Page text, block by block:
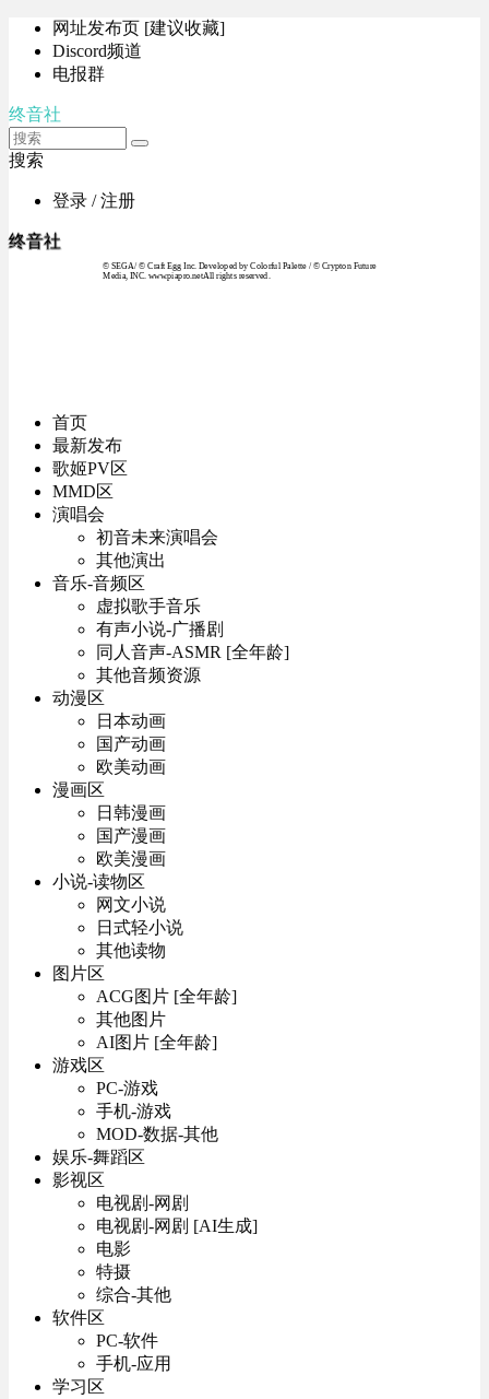
网址发布页 [建议收藏]
Discord频道
电报群
终音社
搜索
登录 / 注册
终音社
© SEGA / © Craft Egg Inc. Developed by Colorful Palette / © Crypton Future
Media, INC. www.piapro.netAll rights reserved.
首页
最新发布
歌姬PV区
MMD区
演唱会
初音未来演唱会
其他演出
音乐-音频区
虚拟歌手音乐
有声小说-广播剧
同人音声-ASMR [全年龄]
其他音频资源
动漫区
日本动画
国产动画
欧美动画
漫画区
日韩漫画
国产漫画
欧美漫画
小说-读物区
网文小说
日式轻小说
其他读物
图片区
ACG图片 [全年龄]
其他图片
AI图片 [全年龄]
游戏区
PC-游戏
手机-游戏
MOD-数据-其他
娱乐-舞蹈区
影视区
电视剧-网剧
电视剧-网剧 [AI生成]
电影
特摄
综合-其他
软件区
PC-软件
手机-应用
学习区